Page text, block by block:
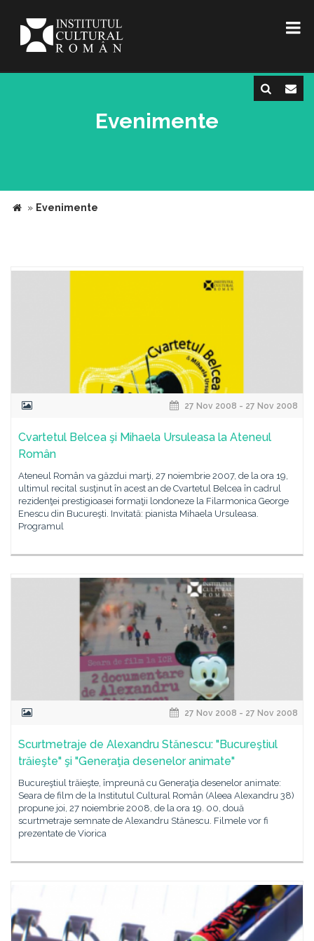
Evenimente
» Evenimente
27 Nov 2008 - 27 Nov 2008
Cvartetul Belcea şi Mihaela Ursuleasa la Ateneul
Român
Ateneul Român va găzdui marţi, 27 noiembrie 2007, de la ora 19,
ultimul recital susţinut în acest an de Cvartetul Belcea în cadrul
rezidenţei prestigioasei formaţii londoneze la Filarmonica George
Enescu din Bucureşti. Invitată: pianista Mihaela Ursuleasa.
Programul
27 Nov 2008 - 27 Nov 2008
Scurtmetraje de Alexandru Stănescu: "Bucureştiul
trăieşte" şi "Generaţia desenelor animate"
Bucureştiul trăieşte, împreună cu Generaţia desenelor animate:
Seara de film de la Institutul Cultural Român (Aleea Alexandru 38)
propune joi, 27 noiembrie 2008, de la ora 19. 00, două
scurtmetraje semnate de Alexandru Stănescu. Filmele vor fi
prezentate de Viorica